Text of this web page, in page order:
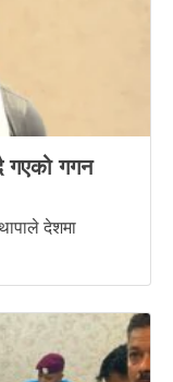
गएको गगन
देशमा